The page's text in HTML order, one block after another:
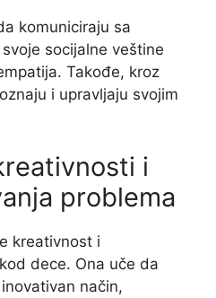
komuniciraju sa
socijalne veštine
Takođe, kroz
i upravljaju svojim
i
problema
kreativnost i
dece. Ona uče da
način,